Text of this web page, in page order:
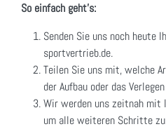
So einfach geht's:
Senden Sie uns noch heute
sportvertrieb.de.
Teilen Sie uns mit, welche
der Aufbau oder das
Wir werden uns zeitnah mit
um alle weiteren Schritte zu